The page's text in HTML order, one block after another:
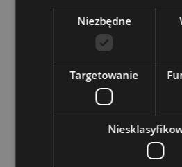
Struny do Gitary Basowej -
Niezbędne
Targetowanie